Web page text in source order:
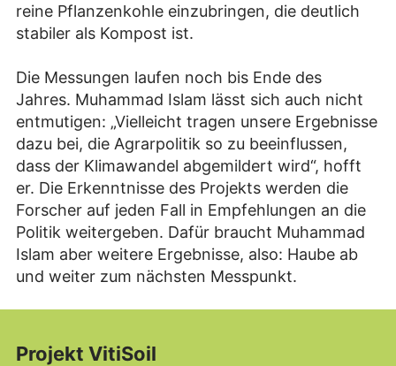
reine Pflanzenkohle einzubringen, die deutlich
stabiler als Kompost ist.
Die Messungen laufen noch bis Ende des
Jahres. Muhammad Islam lässt sich auch nicht
entmutigen: „Vielleicht tragen unsere Ergebnisse
dazu bei, die Agrarpolitik so zu beeinflussen,
dass der Klimawandel abgemildert wird“, hofft
er. Die Erkenntnisse des Projekts werden die
Forscher auf jeden Fall in Empfehlungen an die
Politik weitergeben. Dafür braucht Muhammad
Islam aber weitere Ergebnisse, also: Haube ab
und weiter zum nächsten Messpunkt.
Projekt VitiSoil